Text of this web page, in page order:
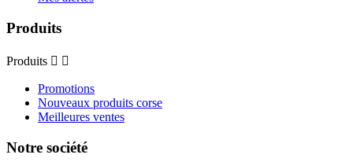
Produits
Produits  
Promotions
Nouveaux produits corse
Meilleures ventes
Notre société